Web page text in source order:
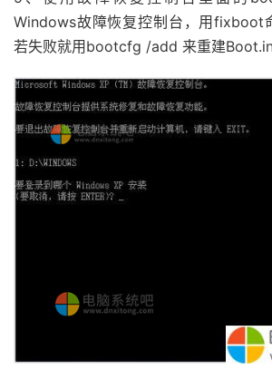
Windows故障恢复控制台，用fixboot
若失败就用bootcfg /add 来重建Boot.ini